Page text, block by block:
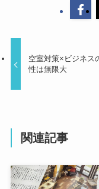
空室対策×ビジネス
性は無限大
関連記事